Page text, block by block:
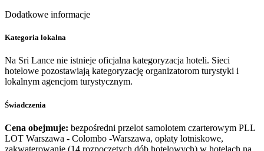
Dodatkowe informacje
Kategoria lokalna
Na Sri Lance nie istnieje oficjalna kategoryzacja hoteli. Sieci
hotelowe pozostawiają kategoryzację organizatorom turystyki i
lokalnym agencjom turystycznym.
Świadczenia
Cena obejmuje: bezpośredni przelot samolotem czarterowym PLL
LOT Warszawa - Colombo -Warszawa, opłaty lotniskowe,
zakwaterowanie (14 rozpoczętych dób hotelowych) w hotelach na